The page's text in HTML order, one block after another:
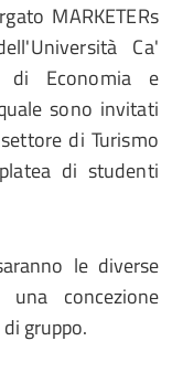
MARKETERs
Ca'
di Economia e
sono invitati
di Turismo
di studenti
le diverse
concezione
gruppo.